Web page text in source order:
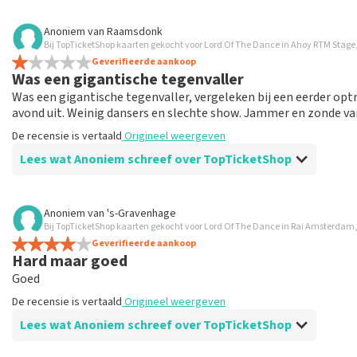
Beoordeling van Anoniem over
Goed geregeld
De recensie is vertaald Origineel weergeven
Anoniem van Raamsdonk
Bij TopTicketShop kaarten gekocht voor Lord Of The Dance in Ahoy RTM
Geverifieerde aankoop
Was een gigantische tegenvaller
Was een gigantische tegenvaller, vergeleken bij een eerder
avond uit. Weinig dansers en slechte show. Jammer en zonde
De recensie is vertaald Origineel weergeven
Lees wat Anoniem schreef over TopTicketShop
Beoordeling van Anoniem over
Kaarten veel te duur
Kaarten veel te duur, en kreeg niet de plaatsen waar ik om
De recensie is vertaald
Beste klant, Bedankt voor het schrijven van een review op
Reactie van TopTicketShop
Anoniem van 's-Gravenhage
Bij TopTicketShop kaarten gekocht voor Lord Of The Dance in Rai
Geverifieerde aankoop
Hard maar goed
Goed
De recensie is vertaald Origineel weergeven
Lees wat Anoniem schreef over TopTicketShop